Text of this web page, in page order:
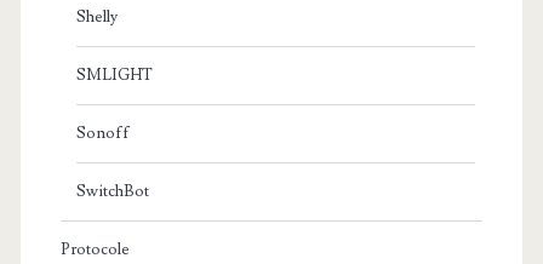
Shelly
SMLIGHT
Sonoff
SwitchBot
Protocole